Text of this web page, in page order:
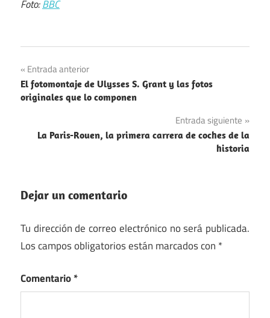
Foto:BBC
Navegación
de
Entrada anterior
El fotomontaje de Ulysses S. Grant y las fotos
originales que lo componen
Entrada siguiente
La Paris-Rouen, la primera carrera de coches de la
historia
Dejar un comentario
Tu dirección de correo electrónico no será publicada.
Los campos obligatorios están marcados con *
Comentario*